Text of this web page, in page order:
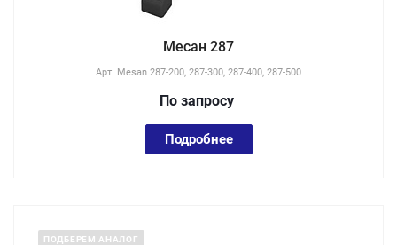
Месан 287
Арт. Mesan 287-200, 287-300, 287-400, 287-500
По запросу
Подробнее
ПОДБЕРЕМ АНАЛОГ